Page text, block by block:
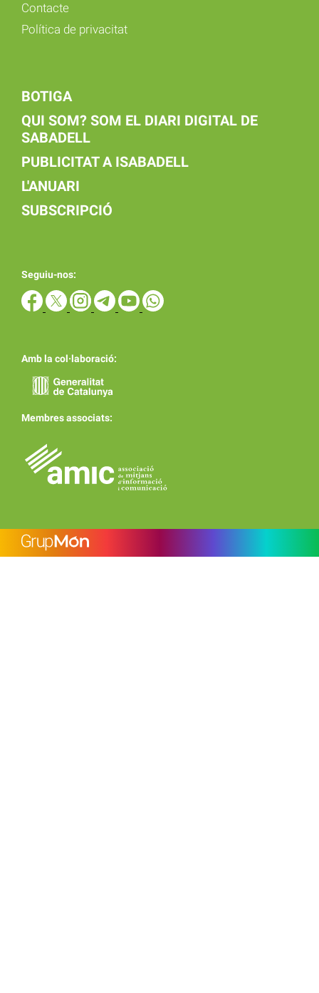
Contacte
Política de privacitat
BOTIGA
QUI SOM? SOM EL DIARI DIGITAL DE
SABADELL
PUBLICITAT A ISABADELL
L'ANUARI
SUBSCRIPCIÓ
Seguiu-nos:
Amb la col·laboració:
Membres associats: